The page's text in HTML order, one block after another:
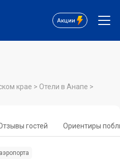
Акции
крае > Отели в Анапе >
гостей Ориентиры